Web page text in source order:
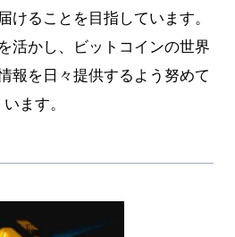
けることを目指しています。
活かし、ビットコインの世界
報を日々提供するよう努めて
います。